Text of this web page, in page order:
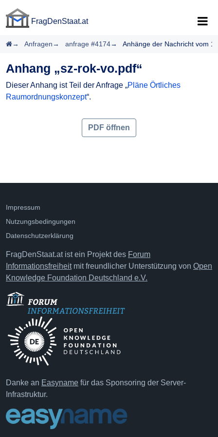
FragDenStaat.at
Startseite
Anfragen anfrage #4174 Anhänge der Nachricht vom
Anhang „sz-rok-vo.pdf“
Dieser Anhang ist Teil der Anfrage „Pläne Örtliches
Raumordnungskonzept“.
PDF öffnen
Impressum
Nutzungsbedingungen
Datenschutzerklärung
FragDenStaat.at ist ein Projekt des Forum
Informationsfreiheitmit freundlicher Unterstützung von Open
Knowledge Foundation Deutschland e.V.
Danke an Easyname für das Sponsoring der Server-
Infrastruktur.